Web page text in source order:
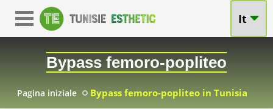
It
Bypass femoro-popliteo
Pagina iniziale Bypass femoro-popliteo in Tunisia